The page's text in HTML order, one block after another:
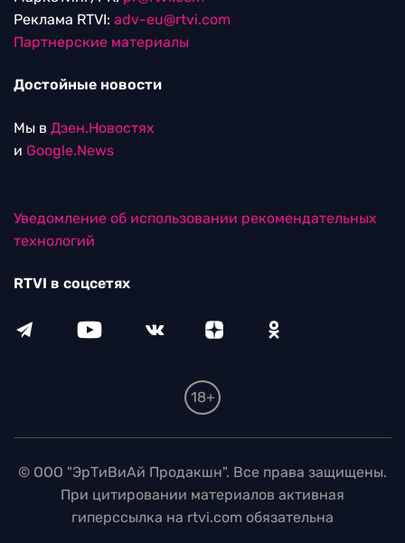
Реклама RTVI: adv-eu@rtvi.com
Партнерские материалы
Достойные новости
Мы в Дзен.Новостях
и Google.News
Уведомление об использовании рекомендательных
технологий
RTVI в соцсетях
18+
© ООО "ЭрТиВиАй Продакшн". Все права защищены.
При цитировании материалов активная
гиперссылка на rtvi.com обязательна